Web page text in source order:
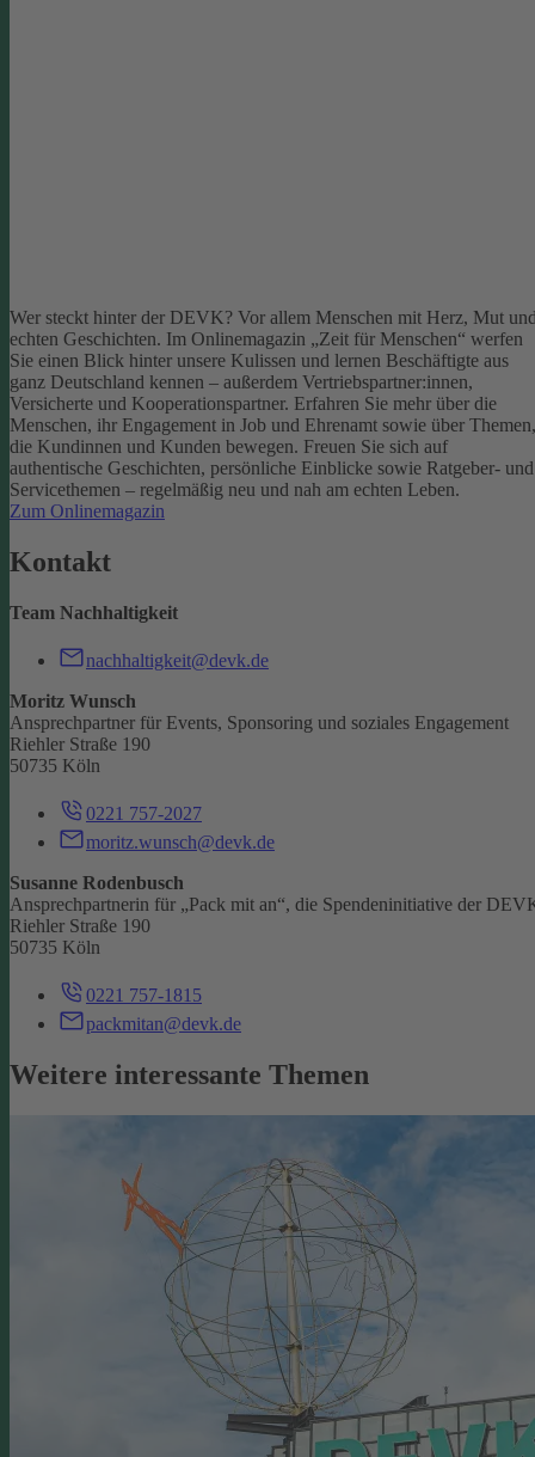
Wer steckt hinter der DEVK? Vor allem Menschen mit Herz, Mut
echten Geschichten. Im Onlinemagazin „Zeit für Menschen“ werfen
Sie einen Blick hinter unsere Kulissen und lernen Beschäftigte aus
ganz Deutschland kennen – außerdem Vertriebspartner:innen,
Versicherte und Kooperationspartner. Erfahren Sie mehr über die
Menschen, ihr Engagement in Job und Ehrenamt sowie über Themen,
die Kundinnen und Kunden bewegen. Freuen Sie sich auf
authentische Geschichten, persönliche Einblicke sowie Ratgeber- und
Servicethemen – regelmäßig neu und nah am echten Leben.
Zum Onlinemagazin
Kontakt
Team Nachhaltigkeit
nachhaltigkeit@devk.de
Moritz Wunsch
Ansprechpartner für Events, Sponsoring und soziales Engagement
Riehler Straße 190
50735 Köln
0221 757-2027
moritz.wunsch@devk.de
Susanne Rodenbusch
Ansprechpartnerin für „Pack mit an“, die Spendeninitiative der
Riehler Straße 190
50735 Köln
0221 757-1815
packmitan@devk.de
Weitere interessante Themen